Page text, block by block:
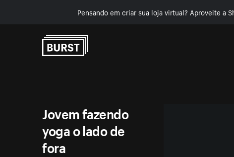
Pensando em criar sua loja virtual? Aproveite a
Jovem fazendo
yoga o lado de
fora